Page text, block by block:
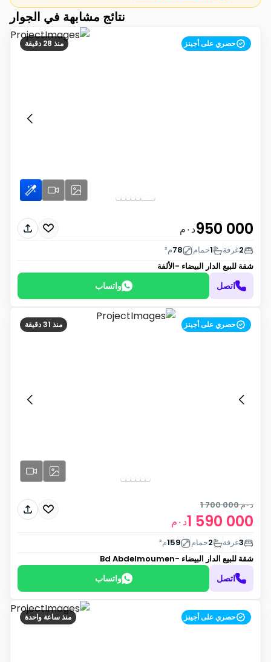
نتائج مشابهة في الجوار
منذ 28 دقيقة حصري على أجينز
950 000د٠م
2غرفة 1حمام 78م²
شقة للبيع الدار البيضاء -الألفة
اتصل واتساب
منذ 31 دقيقة حصري على أجينز
1 590 000د٠م
1 700 000 د٠م
3غرفة 2حمام 159م²
شقة للبيع الدار البيضاء -Bd Abdelmoumen
اتصل واتساب
منذ ساعة واحدة حصري على أجينز